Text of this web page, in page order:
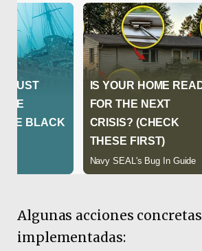
Algunas acciones concretas
implementadas: